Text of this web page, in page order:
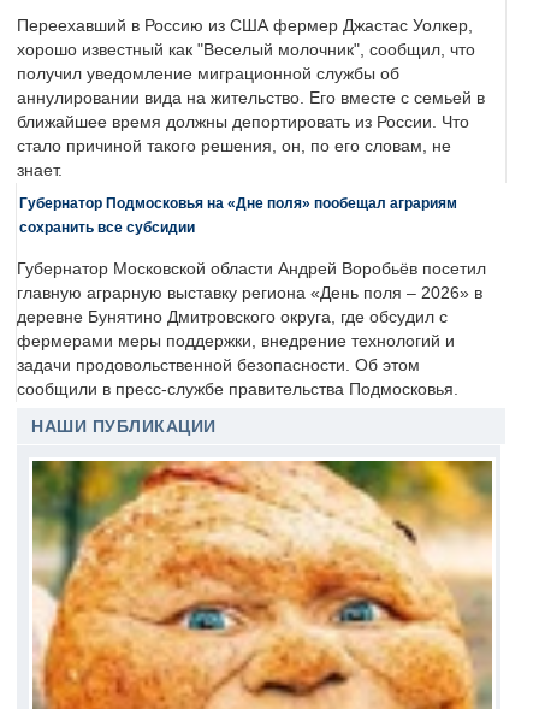
Переехавший в Россию из США фермер Джастас Уолкер,
хорошо известный как "Веселый молочник", сообщил, что
получил уведомление миграционной службы об
аннулировании вида на жительство. Его вместе с семьей в
ближайшее время должны депортировать из России. Что
стало причиной такого решения, он, по его словам, не
знает.
Губернатор Подмосковья на «Дне поля» пообещал аграриям
сохранить все субсидии
Губернатор Московской области Андрей Воробьёв посетил
главную аграрную выставку региона «День поля – 2026» в
деревне Бунятино Дмитровского округа, где обсудил с
фермерами меры поддержки, внедрение технологий и
задачи продовольственной безопасности. Об этом
сообщили в пресс-службе правительства Подмосковья.
НАШИ ПУБЛИКАЦИИ